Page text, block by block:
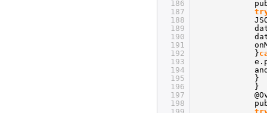
186
187
188
189
190
191
192
193
194
195
196
197
198
}
}
}